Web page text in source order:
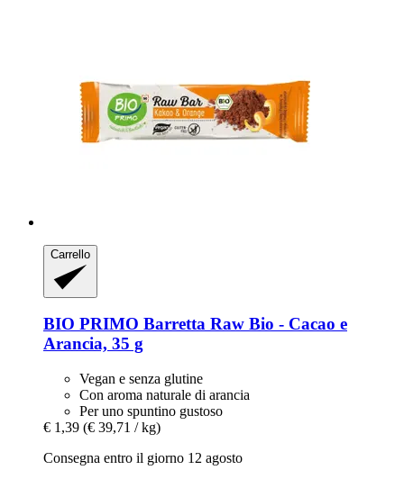
Carrello
BIO PRIMO Barretta Raw Bio -​ Cacao e
Arancia, 35 g
Vegan e senza glutine
Con aroma naturale di arancia
Per uno spuntino gustoso
€ 1,39 (€ 39,71 / kg)
Consegna entro il giorno 12 agosto